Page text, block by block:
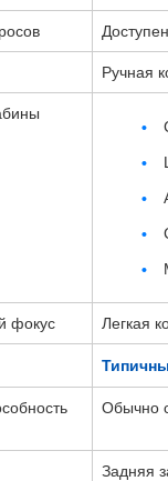
Ручная
фокус Легкая
Обычно
Задняя